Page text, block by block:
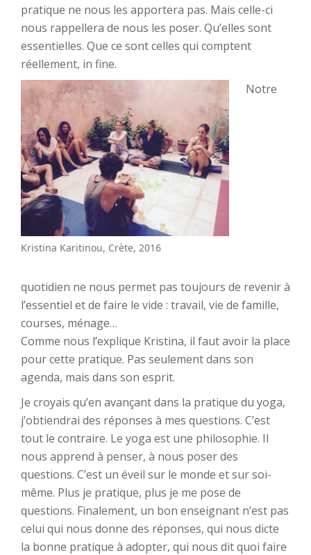
pratique ne nous les apportera pas. Mais celle-ci
nous rappellera de nous les poser. Qu’elles sont
essentielles. Que ce sont celles qui comptent
réellement, in fine.
Kristina Karitinou, Crète, 2016
Notre
quotidien ne nous permet pas toujours de revenir à
l’essentiel et de faire le vide : travail, vie de famille,
courses, ménage…
Comme nous l’explique Kristina, il faut avoir la place
pour cette pratique. Pas seulement dans son
agenda, mais dans son esprit.
Je croyais qu’en avançant dans la pratique du yoga,
j’obtiendrai des réponses à mes questions. C’est
tout le contraire. Le yoga est une philosophie. Il
nous apprend à penser, à nous poser des
questions. C’est un éveil sur le monde et sur soi-
même. Plus je pratique, plus je me pose de
questions. Finalement, un bon enseignant n’est pas
celui qui nous donne des réponses, qui nous dicte
la bonne pratique à adopter, qui nous dit quoi faire